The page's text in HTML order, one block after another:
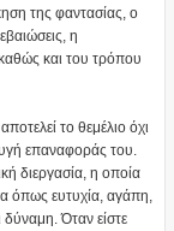
της φαντασίας, ο
η
και του τρόπου
το θεμέλιο όχι
επαναφοράς του.
διεργασία, η οποία
όπως ευτυχία, αγάπη,
Όταν είστε